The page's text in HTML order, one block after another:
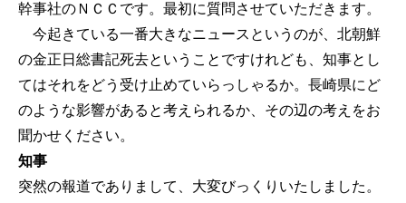
幹事社のＮＣＣです。最初に質問させていただきます。
今起きている一番大きなニュースというのが、北朝鮮
の金正日総書記死去ということですけれども、知事とし
てはそれをどう受け止めていらっしゃるか。長崎県にど
のような影響があると考えられるか、その辺の考えをお
聞かせください。
知事
突然の報道でありまして、大変びっくりいたしました。